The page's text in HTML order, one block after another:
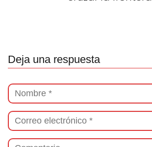
Deja una respuesta